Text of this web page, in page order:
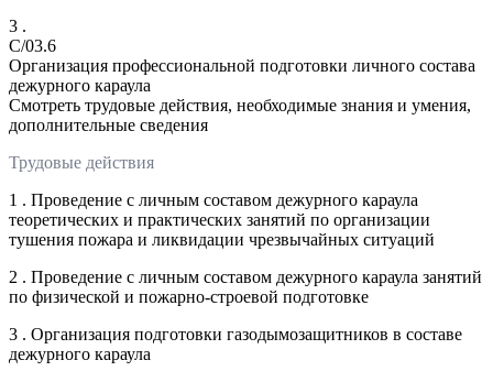
3 .
C/03.6
Организация профессиональной подготовки личного состава
дежурного караула
Смотреть трудовые действия, необходимые знания и умения,
дополнительные сведения
Трудовые действия
1 . Проведение с личным составом дежурного караула
теоретических и практических занятий по организации
тушения пожара и ликвидации чрезвычайных ситуаций
2 . Проведение с личным составом дежурного караула занятий
по физической и пожарно-строевой подготовке
3 . Организация подготовки газодымозащитников в составе
дежурного караула